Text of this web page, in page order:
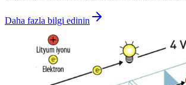
Daha fazla bilgi edinin